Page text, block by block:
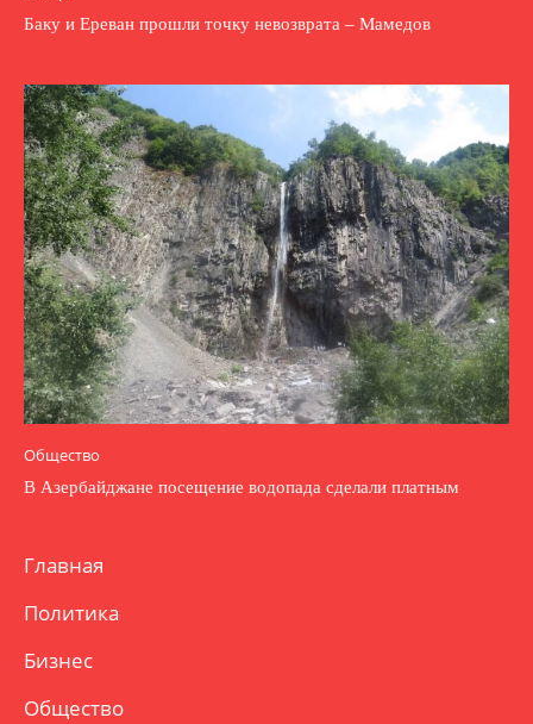
Баку и Ереван прошли точку невозврата – Мамедов
Общество
В Азербайджане посещение водопада сделали платным
Главная
Политика
Бизнес
Общество